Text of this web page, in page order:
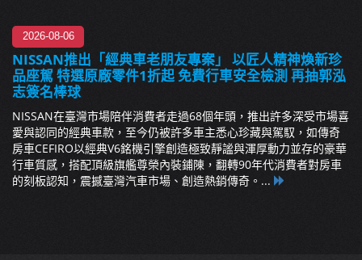
2026-08-06
NISSAN推出「經典車老朋友專案」 以匠人精神煥新珍
品座駕 特選原廠零件1折起 免費行車安全檢測 再抽郭泓
志簽名棒球
NISSAN在臺灣市場陪伴消費者走過68個年頭，推出許多深受市場喜
愛與認同的經典車款，至今仍被許多車主悉心珍藏與駕馭，如傳奇
房車CEFIRO以經典V6銘機引擎創造極致靜謐與渾厚動力並存的豪華
行車質感，搭配頂級旗艦尊榮內裝鋪陳，翻轉90年代消費者對房車
的刻板認知，震撼臺灣汽車市場、創造熱銷傳奇。...